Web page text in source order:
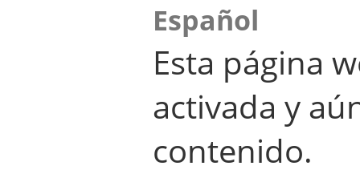
Español
Esta página
activada y
contenido.